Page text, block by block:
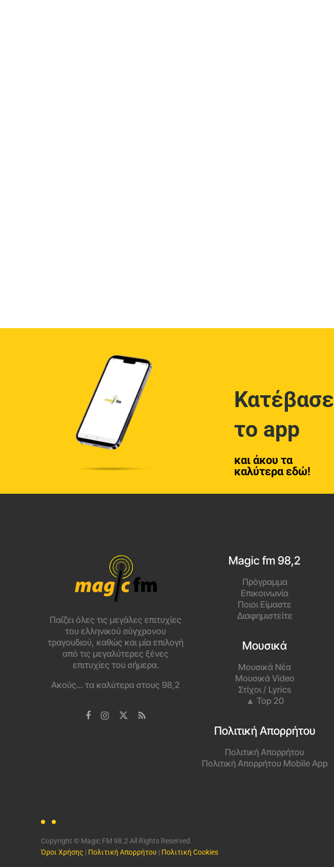
Κατέβασε
το app
και άκου τα
καλύτερα εδώ!
Παίζει όλες τις μεγάλες επιτυχίες
του ελληνικού σύγχρονου
τραγουδιού, καθώς και μία επιλογή
από τις μεγαλύτερες ξένες
επιτυχίες του σήμερα.
Ακούς… τα καλύτερα στους 98,2
Magic fm 98,2
Πρόγραμμα
Επικοινωνία
Ποιοι Είμαστε
Διαφημιστείτε
Μουσικά
Μουσικά Νέα
Μουσικά Video
Στίχοι / Lyrics
▲ Top 20
Πολιτική Απορρήτου
Πολιτική Απορρήτου
Πολιτική Απορρήτου Mobile App
Copyright © Magic FM 98.2 All Rights Reserved.
Όροι Χρήσης | Πολιτική Απορρήτου | Πολιτική Cookies